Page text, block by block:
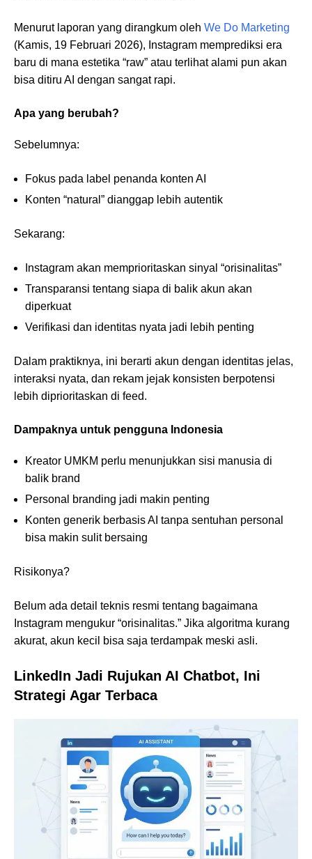
Menurut laporan yang dirangkum oleh We Do Marketing
(Kamis, 19 Februari 2026), Instagram memprediksi era
baru di mana estetika “raw” atau terlihat alami pun akan
bisa ditiru AI dengan sangat rapi.
Apa yang berubah?
Sebelumnya:
Fokus pada label penanda konten AI
Konten “natural” dianggap lebih autentik
Sekarang:
Instagram akan memprioritaskan sinyal “orisinalitas”
Transparansi tentang siapa di balik akun akan
diperkuat
Verifikasi dan identitas nyata jadi lebih penting
Dalam praktiknya, ini berarti akun dengan identitas jelas,
interaksi nyata, dan rekam jejak konsisten berpotensi
lebih diprioritaskan di feed.
Dampaknya untuk pengguna Indonesia
Kreator UMKM perlu menunjukkan sisi manusia di
balik brand
Personal branding jadi makin penting
Konten generik berbasis AI tanpa sentuhan personal
bisa makin sulit bersaing
Risikonya?
Belum ada detail teknis resmi tentang bagaimana
Instagram mengukur “orisinalitas.” Jika algoritma kurang
akurat, akun kecil bisa saja terdampak meski asli.
LinkedIn Jadi Rujukan AI Chatbot, Ini
Strategi Agar Terbaca